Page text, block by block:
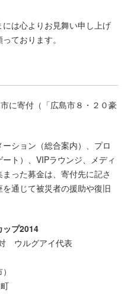
は心よりお見舞い申し上げ
ております。
に寄付（「広島市８・２０豪
ション（総合案内）、プロ
ト）、VIPラウンジ、メディ
った募金は、寄付先に記さ
通じて被災者の援助や復旧
プ2014
ウルグアイ代表